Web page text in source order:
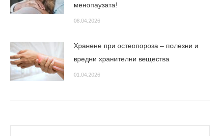
менопаузата!
08.04.2026
Хранене при остеопороза – полезни и
вредни хранителни вещества
01.04.2026